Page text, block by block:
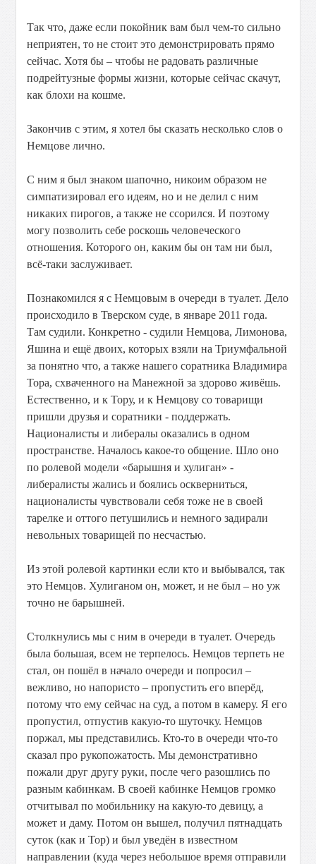
Так что, даже если покойник вам был чем-то сильно
неприятен, то не стоит это демонстрировать прямо
сейчас. Хотя бы – чтобы не радовать различные
подрейтузные формы жизни, которые сейчас скачут,
как блохи на кошме.
Закончив с этим, я хотел бы сказать несколько слов о
Немцове лично.
С ним я был знаком шапочно, никоим образом не
симпатизировал его идеям, но и не делил с ним
никаких пирогов, а также не ссорился. И поэтому
могу позволить себе роскошь человеческого
отношения. Которого он, каким бы он там ни был,
всё-таки заслуживает.
Познакомился я с Немцовым в очереди в туалет. Дело
происходило в Тверском суде, в январе 2011 года.
Там судили. Конкретно - судили Немцова, Лимонова,
Яшина и ещё двоих, которых взяли на Триумфальной
за понятно что, а также нашего соратника Владимира
Тора, схваченного на Манежной за здорово живёшь.
Естественно, и к Тору, и к Немцову со товарищи
пришли друзья и соратники - поддержать.
Националисты и либералы оказались в одном
пространстве. Началось какое-то общение. Шло оно
по ролевой модели «барышня и хулиган» -
либералисты жались и боялись оскверниться,
националисты чувствовали себя тоже не в своей
тарелке и оттого петушились и немного задирали
невольных товарищей по несчастью.
Из этой ролевой картинки если кто и выбывался, так
это Немцов. Хулиганом он, может, и не был – но уж
точно не барышней.
Столкнулись мы с ним в очереди в туалет. Очередь
была большая, всем не терпелось. Немцов терпеть не
стал, он пошёл в начало очереди и попросил –
вежливо, но напористо – пропустить его вперёд,
потому что ему сейчас на суд, а потом в камеру. Я его
пропустил, отпустив какую-то шуточку. Немцов
поржал, мы представились. Кто-то в очереди что-то
сказал про рукопожатость. Мы демонстративно
пожали друг другу руки, после чего разошлись по
разным кабинкам. В своей кабинке Немцов громко
отчитывал по мобильнику на какую-то девицу, а
может и даму. Потом он вышел, получил пятнадцать
суток (как и Тор) и был уведён в известном
направлении (куда через небольшое время отправили